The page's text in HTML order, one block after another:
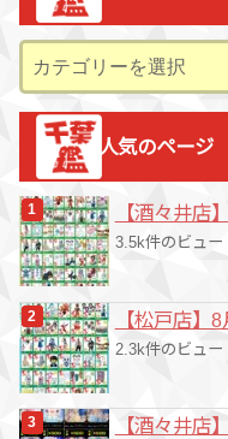
テ
ゴ
人気のページ
【酒々井店
3.5k件のビュー
【松戸店】
2.3k件のビュー
【酒々井店